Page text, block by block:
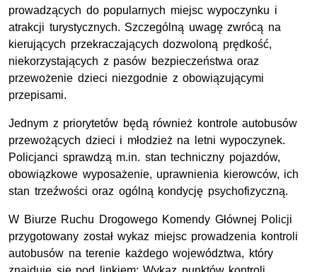
prowadzących do popularnych miejsc wypoczynku i
atrakcji turystycznych. Szczególną uwagę zwrócą na
kierujących przekraczających dozwoloną prędkość,
niekorzystających z pasów bezpieczeństwa oraz
przewożenie dzieci niezgodnie z obowiązującymi
przepisami.
Jednym z priorytetów będą również kontrole autobusów
przewożących dzieci i młodzież na letni wypoczynek.
Policjanci sprawdzą m.in. stan techniczny pojazdów,
obowiązkowe wyposażenie, uprawnienia kierowców, ich
stan trzeźwości oraz ogólną kondycję psychofizyczną.
W Biurze Ruchu Drogowego Komendy Głównej Policji
przygotowany został wykaz miejsc prowadzenia kontroli
autobusów na terenie każdego województwa, który